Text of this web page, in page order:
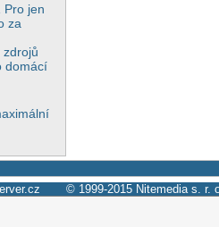
Pro jen
za
zdrojů
domácí
© 1999-2015 Nitemedia s. r.